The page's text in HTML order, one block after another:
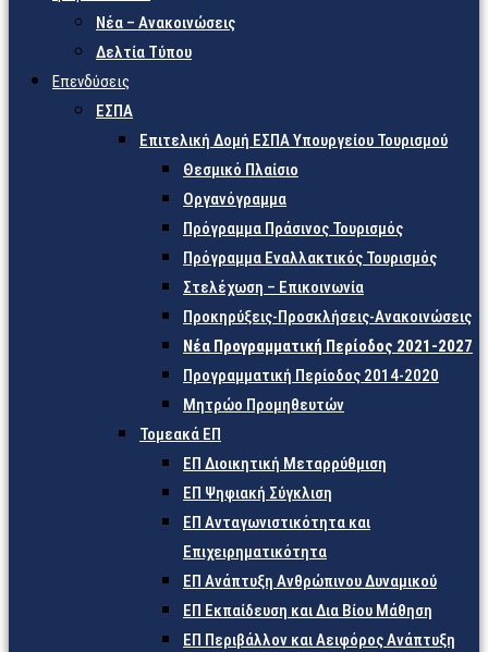
Νέα – Ανακοινώσεις
Δελτία Τύπου
Επενδύσεις
ΕΣΠΑ
Επιτελική Δομή ΕΣΠΑ Υπουργείου Τουρισμού
Θεσμικό Πλαίσιο
Οργανόγραμμα
Πρόγραμμα Πράσινος Τουρισμός
Πρόγραμμα Εναλλακτικός Τουρισμός
Στελέχωση – Επικοινωνία
Προκηρύξεις-Προσκλήσεις-Ανακοινώσεις
Νέα Προγραμματική Περίοδος 2021-2027
Προγραμματική Περίοδος 2014-2020
Μητρώο Προμηθευτών
Τομεακά ΕΠ
ΕΠ Διοικητική Μεταρρύθμιση
ΕΠ Ψηφιακή Σύγκλιση
ΕΠ Ανταγωνιστικότητα και
Επιχειρηματικότητα
ΕΠ Ανάπτυξη Ανθρώπινου Δυναμικού
ΕΠ Εκπαίδευση και Δια Βίου Μάθηση
ΕΠ Περιβάλλον και Αειφόρος Ανάπτυξη